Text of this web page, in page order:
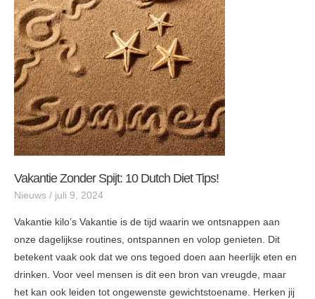
Vakantie Zonder Spijt: 10 Dutch Diet Tips!
Nieuws / juli 9, 2024
Vakantie kilo’s Vakantie is de tijd waarin we ontsnappen aan
onze dagelijkse routines, ontspannen en volop genieten. Dit
betekent vaak ook dat we ons tegoed doen aan heerlijk eten en
drinken. Voor veel mensen is dit een bron van vreugde, maar
het kan ook leiden tot ongewenste gewichtstoename. Herken jij
10
Dutch
Diet
tips!